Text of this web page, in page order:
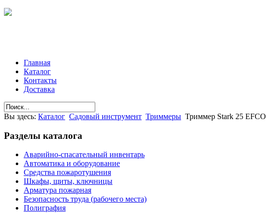
Главная
Каталог
Контакты
Доставка
Вы здесь: Каталог Садовый инструмент Триммеры Триммер Stark 25 EFCO
Разделы каталога
Аварийно-спасательный инвентарь
Автоматика и оборудование
Средства пожаротушения
Шкафы, щиты, ключницы
Арматура пожарная
Безопасность труда (рабочего места)
Полиграфия